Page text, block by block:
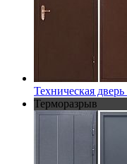
Техническая
Терморазрыв